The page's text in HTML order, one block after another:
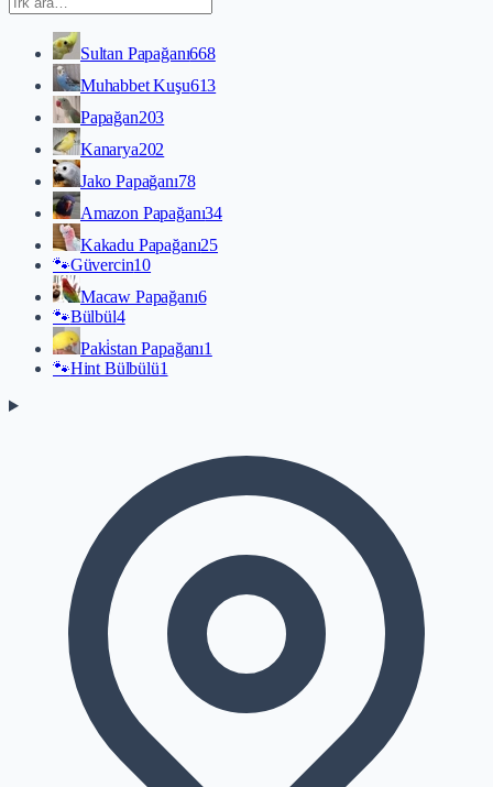
Sultan Papağanı668
Muhabbet Kuşu613
Papağan203
Kanarya202
Jako Papağanı78
Amazon Papağanı34
Kakadu Papağanı25
🐾Güvercin10
Macaw Papağanı6
🐾Bülbül4
Paki̇stan Papağanı1
🐾Hint Bülbülü1